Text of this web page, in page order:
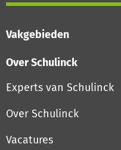
Vakgebieden
Over Schulinck
Experts van Schulinck
Over Schulinck
Vacatures